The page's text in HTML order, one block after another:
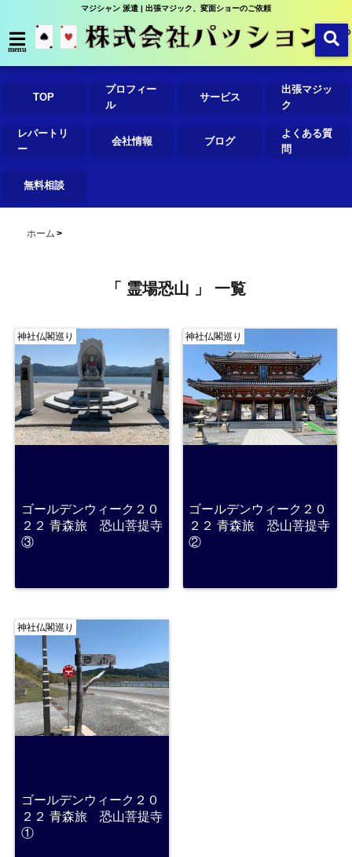
マジシャン 派遣 | 出張マジック、変面ショーのご依頼
menu
TOP
プロフィー
ル
サービス
出張マジッ
ク
レパートリ
ー
会社情報 ブログ
よくある質
問
無料相談
ホーム
「 霊場恐山 」 一覧
神社仏閣巡り
ゴールデンウィーク２０
２２ 青森旅 恐山菩提寺
③
神社仏閣巡り
ゴールデンウィーク２０
２２ 青森旅 恐山菩提寺
②
神社仏閣巡り
ゴールデンウィーク２０
２２ 青森旅 恐山菩提寺
①